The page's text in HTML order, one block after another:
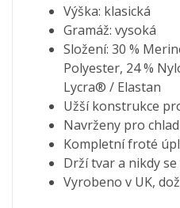
Výška: klasická
Gramáž: vysoká
Složení: 30 %
Polyester, 24 %
Lycra® / Elastan
Užší konstrukce
Navrženy pro
Kompletní froté
Drží tvar a nikdy
Vyrobeno v UK,